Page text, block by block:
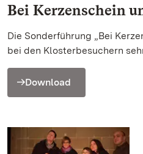
Bei Kerzenschein
Die Sonderführung „Bei
bei den Klosterbesuchern
Download